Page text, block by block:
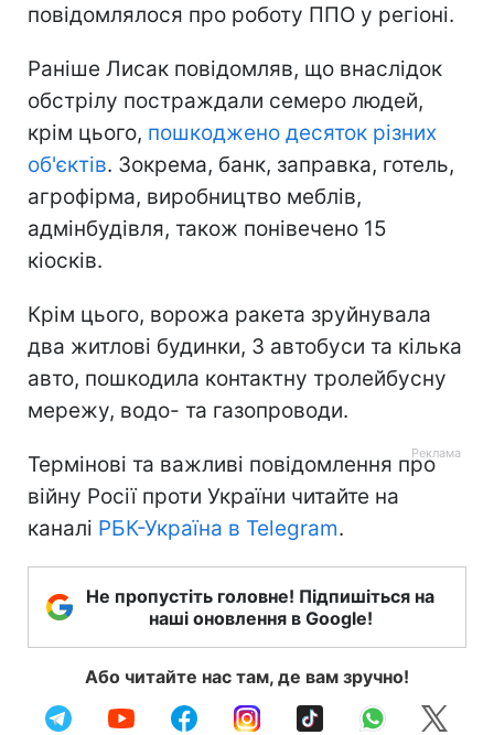
повідомлялося про роботу ППО у регіоні.
Раніше Лисак повідомляв, що внаслідок
обстрілу постраждали семеро людей,
крім цього, пошкоджено десяток різних
об'єктів. Зокрема, банк, заправка, готель,
агрофірма, виробництво меблів,
адмінбудівля, також понівечено 15
кіосків.
Крім цього, ворожа ракета зруйнувала
два житлові будинки, 3 автобуси та кілька
авто, пошкодила контактну тролейбусну
мережу, водо- та газопроводи.
Термінові та важливі повідомлення про
війну Росії проти України читайте на
каналі РБК-Україна в Telegram.
Не пропустіть головне! Підпишіться на
наші оновлення в Google!
Або читайте нас там, де вам зручно!